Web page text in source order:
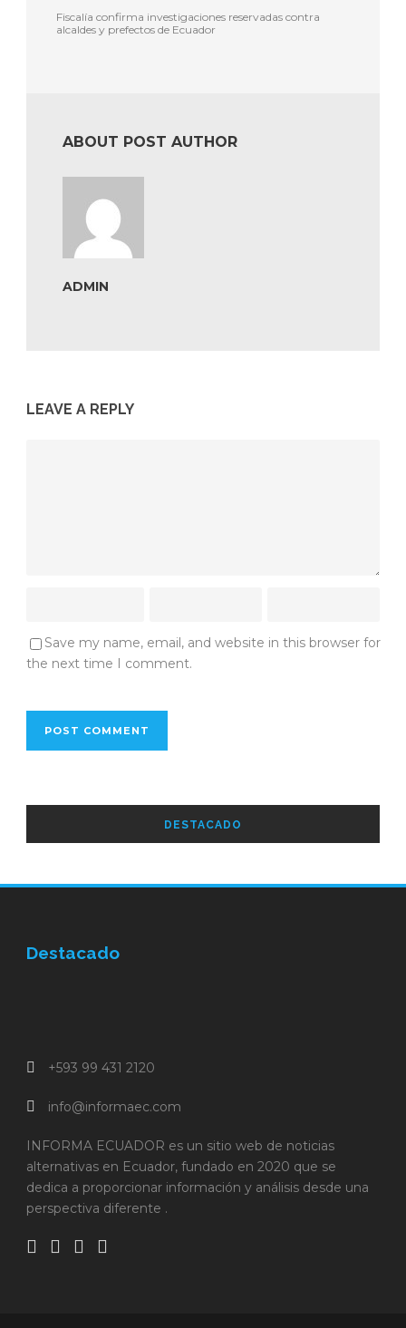
Fiscalía confirma investigaciones reservadas contra
alcaldes y prefectos de Ecuador
ABOUT POST AUTHOR
ADMIN
LEAVE A REPLY
Save my name, email, and website in this browser for
the next time I comment.
DESTACADO
Destacado
+593 99 431 2120
info@informaec.com
INFORMA ECUADOR es un sitio web de noticias
alternativas en Ecuador, fundado en 2020 que se
dedica a proporcionar información y análisis desde una
perspectiva diferente .